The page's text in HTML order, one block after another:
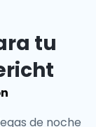
tu
de noche